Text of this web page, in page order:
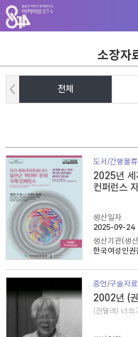
주
메
뉴
가
기
본
문
바
기
하
단
바
기
소장자
전체
도서/간행물
2025년 세
컨퍼런스
생산일자
2025-09-24
생산기관(생
한국여성인
증언/구술자료
2002년 (
(권말례) 너희